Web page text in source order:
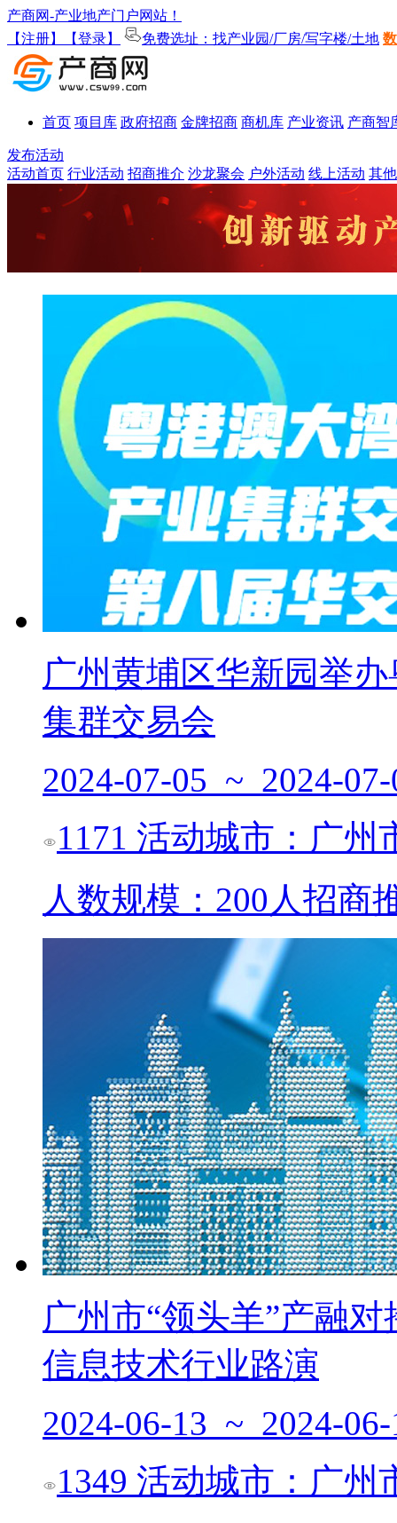
产商网-产业地产门户网站！
【注册】
【登录】 免费选址：找产业园/厂房/写字楼/土地
首页 项目库 政府招商 金牌招商 商机库 产业资讯 产商智
发布活动
活动首页 行业活动 招商推介 沙龙聚会 户外活动 线上活动 其他
广州黄埔区华新园举
集群交易会
2024-07-05 ~ 2024-07-
1171 活动城市：广州
人数规模：200人招商
广州市“领头羊”产融
信息技术行业路演
2024-06-13 ~ 2024-06-
1349 活动城市：广州